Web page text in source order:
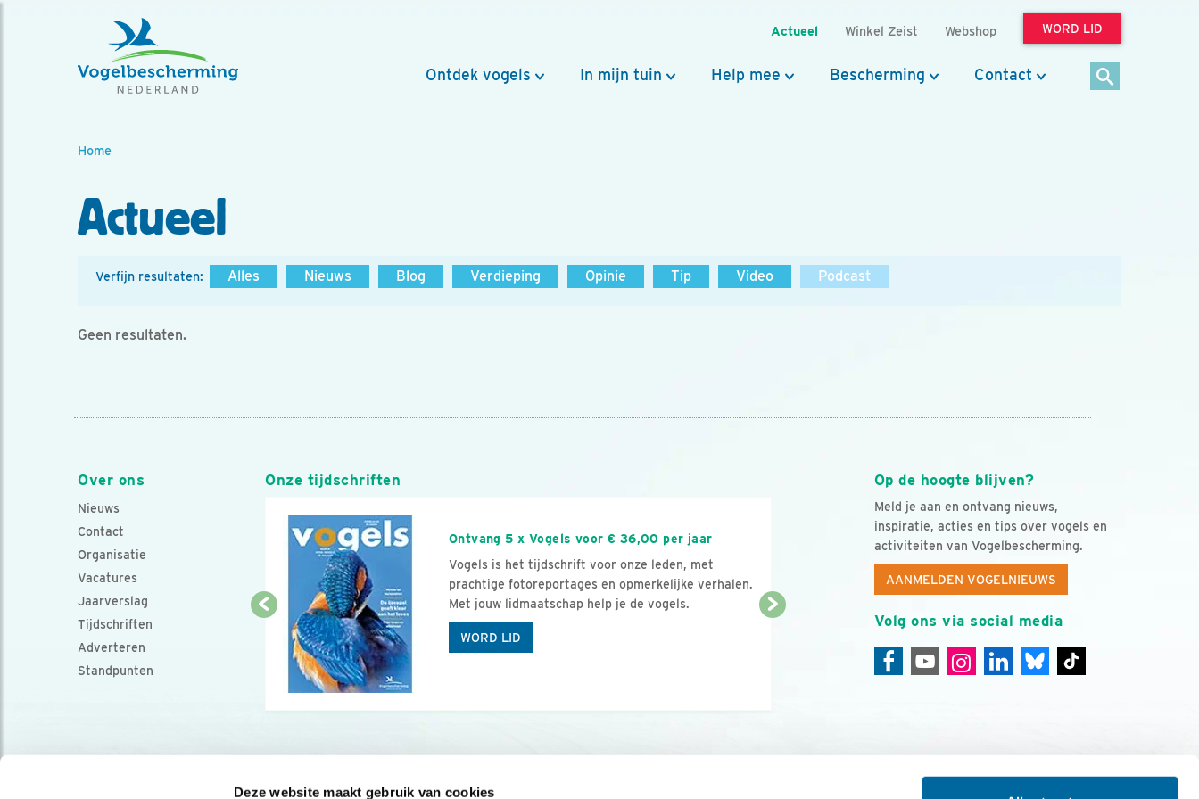
Deze website maakt gebruik van cookies
Actueel Winkel Zeist Webshop WORD LID
Ontdek vogels In mijn tuin Help mee Bescherming Contact
Home
Actueel
Verfijn resultaten: Alles Nieuws Blog Verdieping Opinie Tip Video Podcast
Geen resultaten.
Over ons
Nieuws
Contact
Organisatie
Vacatures
Jaarverslag
Tijdschriften
Adverteren
Standpunten
Op de hoogte blijven?
Meld je aan en ontvang nieuws,
inspiratie, acties en tips over vogels en
activiteiten van Vogelbescherming.
AANMELDEN VOGELNIEUWS
Volg ons via social media
Onze tijdschriften
Ontvang 5 x Vogels voor € 36,00 per jaar
Vogels is het tijdschrift voor onze leden, met
prachtige fotoreportages en opmerkelijke verhalen.
Met jouw lidmaatschap help je de vogels.
WORD LID